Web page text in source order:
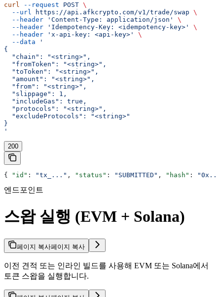
curl --request POST \
  --url
https://api.afkcrypto.com/v1/trade/swap \
  --header
'Content-Type: application/json'
\
  --header
'Idempotency-Key: <idempotency-key>'
\
  --header
'x-api-key: <api-key>'
\
  --data
'
{
  "chain": "<string>",
  "fromToken": "<string>",
  "toToken": "<string>",
  "amount": "<string>",
  "from": "<string>",
  "slippage": 1,
  "includeGas": true,
  "protocols": "<string>",
  "excludeProtocols": "<string>"
}
'
200
{ "id" : "tx_..." , "status" : "SUBMITTED" , "hash" :
엔드포인트
스왑 실행 (EVM + Solana)
페이지 복사페이지 복사
이전 견적 또는 인라인 빌드를 사용해 EVM 또는 Solana에서
토큰 스왑을 실행합니다.